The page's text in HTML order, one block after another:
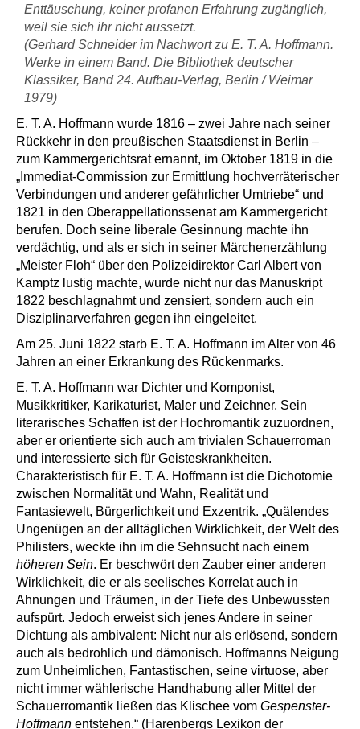
Enttäuschung, keiner profanen Erfahrung zugänglich,
weil sie sich ihr nicht aussetzt.
(Gerhard Schneider im Nachwort zu E. T. A. Hoffmann.
Werke in einem Band. Die Bibliothek deutscher
Klassiker, Band 24. Aufbau-Verlag, Berlin / Weimar
1979)
E. T. A. Hoffmann wurde 1816 – zwei Jahre nach seiner
Rückkehr in den preußischen Staatsdienst in Berlin –
zum Kammergerichtsrat ernannt, im Oktober 1819 in die
„Immediat-Commission zur Ermittlung hochverräterischer
Verbindungen und anderer gefährlicher Umtriebe“ und
1821 in den Oberappellationssenat am Kammergericht
berufen. Doch seine liberale Gesinnung machte ihn
verdächtig, und als er sich in seiner Märchenerzählung
„Meister Floh“ über den Polizeidirektor Carl Albert von
Kamptz lustig machte, wurde nicht nur das Manuskript
1822 beschlagnahmt und zensiert, sondern auch ein
Disziplinarverfahren gegen ihn eingeleitet.
Am 25. Juni 1822 starb E. T. A. Hoffmann im Alter von 46
Jahren an einer Erkrankung des Rückenmarks.
E. T. A. Hoffmann war Dichter und Komponist,
Musikkritiker, Karikaturist, Maler und Zeichner. Sein
literarisches Schaffen ist der Hochromantik zuzuordnen,
aber er orientierte sich auch am trivialen Schauerroman
und interessierte sich für Geisteskrankheiten.
Charakteristisch für E. T. A. Hoffmann ist die Dichotomie
zwischen Normalität und Wahn, Realität und
Fantasiewelt, Bürgerlichkeit und Exzentrik. „Quälendes
Ungenügen an der alltäglichen Wirklichkeit, der Welt des
Philisters, weckte ihn im die Sehnsucht nach einem
höheren Sein. Er beschwört den Zauber einer anderen
Wirklichkeit, die er als seelisches Korrelat auch in
Ahnungen und Träumen, in der Tiefe des Unbewussten
aufspürt. Jedoch erweist sich jenes Andere in seiner
Dichtung als ambivalent: Nicht nur als erlösend, sondern
auch als bedrohlich und dämonisch. Hoffmanns Neigung
zum Unheimlichen, Fantastischen, seine virtuose, aber
nicht immer wählerische Handhabung aller Mittel der
Schauerromantik ließen das Klischee vom Gespenster-
Hoffmann entstehen.“ (Harenbergs Lexikon der